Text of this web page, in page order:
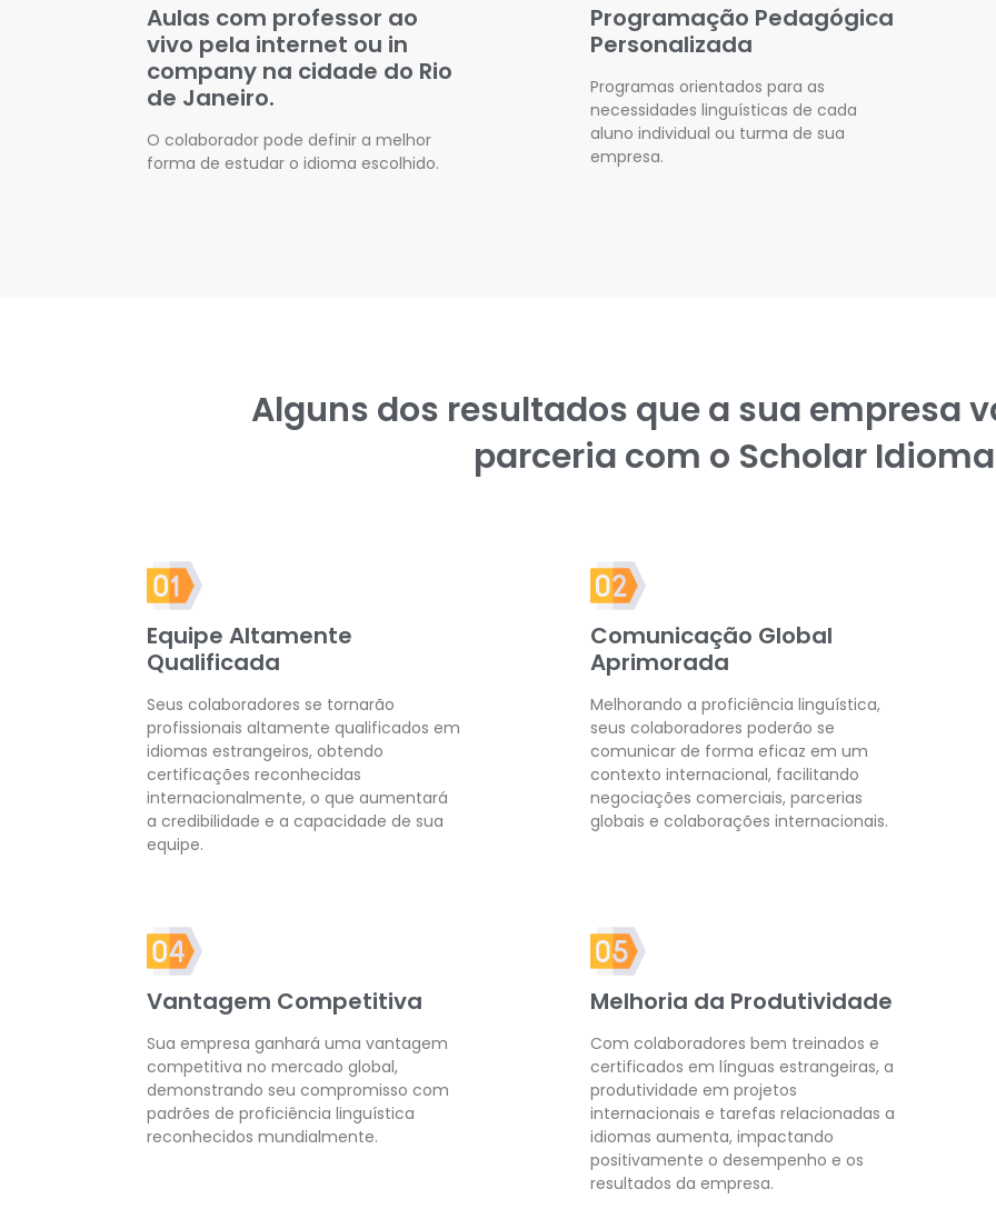
Aulas com professor ao
vivo pela internet ou in
company na cidade do Rio
de Janeiro.
O colaborador pode definir a melhor
forma de estudar o idioma escolhido.
Programação Pedagógica
Personalizada
Programas orientados para as
necessidades linguísticas de cada
aluno individual ou turma de sua
empresa.
Alguns dos resultados que a sua empresa
parceria com o Scholar
Equipe Altamente
Qualificada
Seus colaboradores se tornarão
profissionais altamente qualificados em
idiomas estrangeiros, obtendo
certificações reconhecidas
internacionalmente, o que aumentará
a credibilidade e a capacidade de sua
equipe.
Comunicação Global
Aprimorada
Melhorando a proficiência linguística,
seus colaboradores poderão se
comunicar de forma eficaz em um
contexto internacional, facilitando
negociações comerciais, parcerias
globais e colaborações internacionais.
Vantagem Competitiva
Sua empresa ganhará uma vantagem
competitiva no mercado global,
demonstrando seu compromisso com
padrões de proficiência linguística
reconhecidos mundialmente.
Melhoria da Produtividade
Com colaboradores bem treinados e
certificados em línguas estrangeiras, a
produtividade em projetos
internacionais e tarefas relacionadas a
idiomas aumenta, impactando
positivamente o desempenho e os
resultados da empresa.